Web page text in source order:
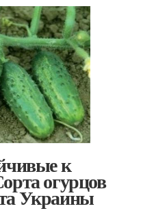
к
огурцов
Украины